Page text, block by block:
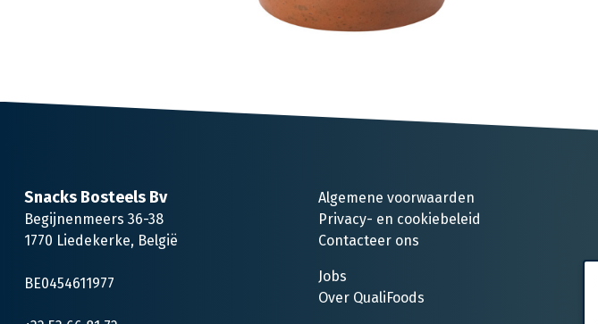
Snacks Bosteels Bv
Begijnenmeers 36-38
1770 Liedekerke, België
BE0454611977
Algemene voorwaarden
Privacy- en cookiebeleid
Contacteer ons
Jobs
Over QualiFoods